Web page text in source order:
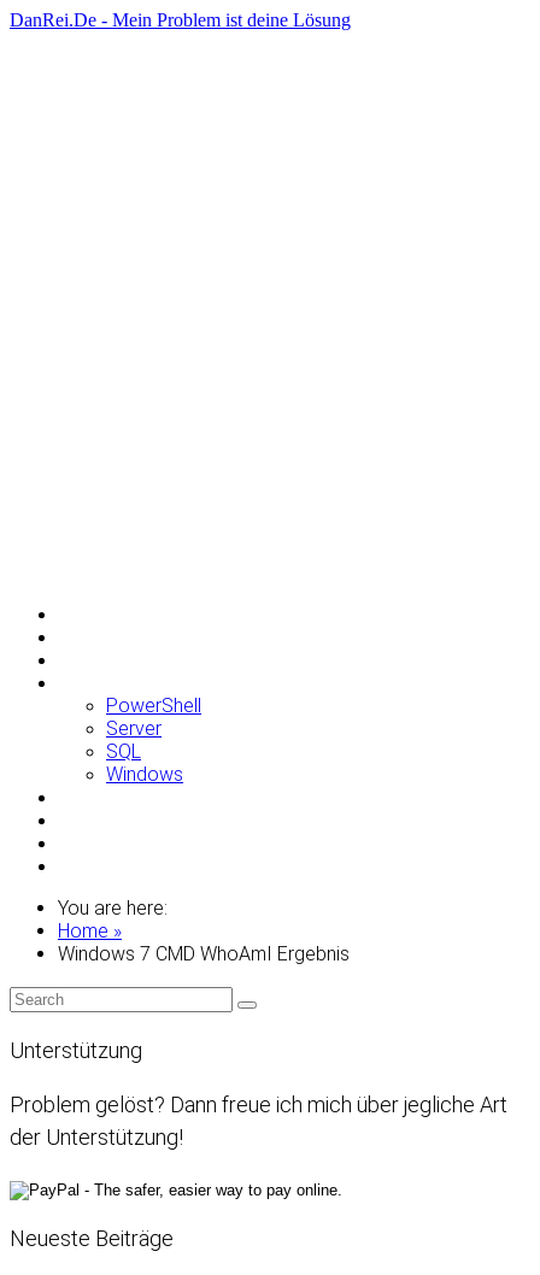
DanRei.De - Mein Problem ist deine Lösung
PowerShell
Server
SQL
Windows
You are here:
Home »
Windows 7 CMD WhoAmI Ergebnis
Unterstützung
Problem gelöst? Dann freue ich mich über jegliche Art
der Unterstützung!
Neueste Beiträge